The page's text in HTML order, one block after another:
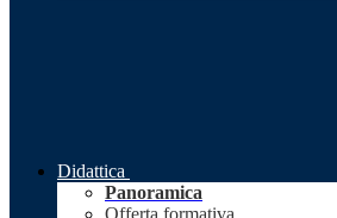
Didattica
Panoramica